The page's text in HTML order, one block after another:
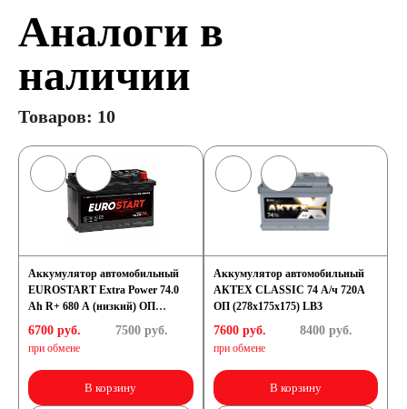
Аналоги в
наличии
Товаров: 10
Аккумулятор автомобильный
EUROSTART Extra Power 74.0
Ah R+ 680 A (низкий) ОП
(278x175x175) LB3
6700 руб.
при обмене
7500руб.
В корзину
Аккумулятор автомобильный
АКТЕХ CLASSIC 74 А/ч 720А
ОП (278х175х175) LB3
7600 руб.
при обмене
8400 руб.
В корзину